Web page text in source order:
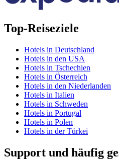
Top-Reiseziele
Hotels in Deutschland
Hotels in den USA
Hotels in Tschechien
Hotels in Österreich
Hotels in den Niederlanden
Hotels in Italien
Hotels in Schweden
Hotels in Portugal
Hotels in Polen
Hotels in der Türkei
Support und häufig